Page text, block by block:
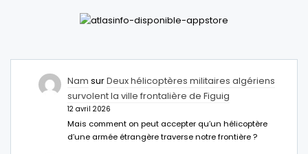
Nam surDeux hélicoptères militaires algériens
survolent la ville frontalière de Figuig
12 avril 2026
Mais comment on peut accepter qu’un hélicoptère
d’une armée étrangère traverse notre frontière ?